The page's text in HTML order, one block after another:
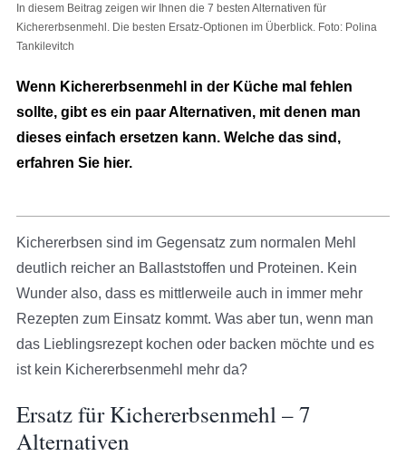
In diesem Beitrag zeigen wir Ihnen die 7 besten Alternativen für
Kichererbsenmehl. Die besten Ersatz-Optionen im Überblick. Foto: Polina
Tankilevitch
Wenn Kichererbsenmehl in der Küche mal fehlen
sollte, gibt es ein paar Alternativen, mit denen man
dieses einfach ersetzen kann. Welche das sind,
erfahren Sie hier.
Kichererbsen sind im Gegensatz zum normalen Mehl
deutlich reicher an Ballaststoffen und Proteinen. Kein
Wunder also, dass es mittlerweile auch in immer mehr
Rezepten zum Einsatz kommt. Was aber tun, wenn man
das Lieblingsrezept kochen oder backen möchte und es
ist kein Kichererbsenmehl mehr da?
Ersatz für Kichererbsenmehl – 7
Alternativen